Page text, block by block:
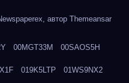
автор Themeansar
00MGT33M 00SAOS5H
019K5LTP 01WS9NX2